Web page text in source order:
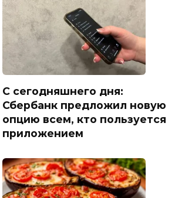
С сегодняшнего дня:
Сбербанк предложил новую
опцию всем, кто пользуется
приложением